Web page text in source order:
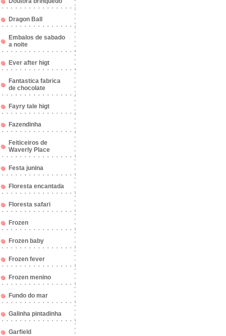
Dragon Ball
Embalos de sabado
a noite
Ever after higt
Fantastica fabrica
de chocolate
Fayry tale higt
Fazendinha
Feiticeiros de
Waverly Place
Festa junina
Floresta encantada
Floresta safari
Frozen
Frozen baby
Frozen fever
Frozen menino
Fundo do mar
Galinha pintadinha
Garfield